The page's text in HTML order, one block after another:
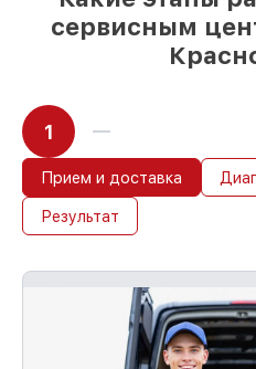
сервисным
1
Прием и доставка
Результат